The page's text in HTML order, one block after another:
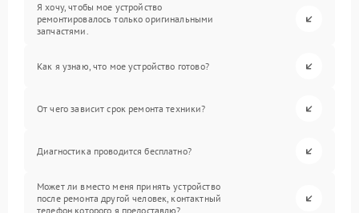
Я хочу, чтобы мое устройство
ремонтировалось только оригинальными
запчастями.
Как я узнаю, что мое устройство готово?
От чего зависит срок ремонта техники?
Диагностика проводится бесплатно?
Может ли вместо меня принять устройство
после ремонта другой человек, контактный
телефон которого я предоставлю?